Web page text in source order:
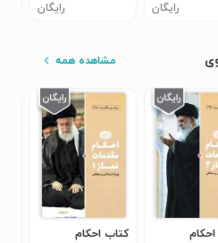
رایگان رایگان
مشاهده همه
کتاب احکام